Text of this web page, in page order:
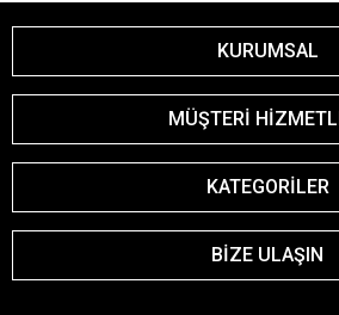
KURUMSAL
MÜŞTERİ
KATEGORİLER
BİZE ULAŞIN